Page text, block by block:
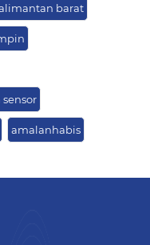
barat
amalanhabis